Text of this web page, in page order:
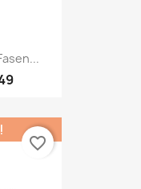
favorite_border